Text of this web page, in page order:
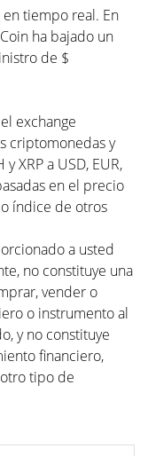
en tiempo real. En
ha bajado un
de $
exchange
criptomonedas y
XRP a USD, EUR,
en el precio
índice de otros
a usted
no constituye una
vender o
o instrumento al
y no constituye
financiero,
tipo de